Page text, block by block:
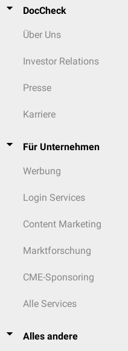
DocCheck
Über Uns
Investor Relations
Presse
Karriere
Für Unternehmen
Werbung
Login Services
Content Marketing
Marktforschung
CME-Sponsoring
Alle Services
Alles andere